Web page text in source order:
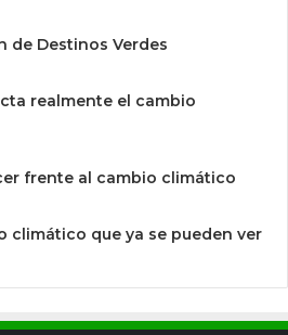
de Destinos Verdes
realmente el cambio
frente al cambio climático
climático que ya se pueden ver